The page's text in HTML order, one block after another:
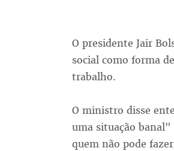
O presidente Jair
social como forma
trabalho.
O ministro disse
uma situação banal"
quem não pode